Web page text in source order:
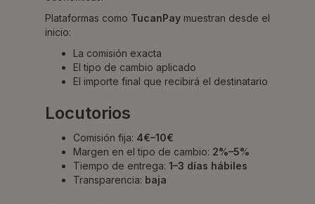
Plataformas como TucanPay muestran desde el
inicio:
La comisión exacta
El tipo de cambio aplicado
El importe final que recibirá el destinatario
Locutorios
Comisión fija: 4€–10€
Margen en el tipo de cambio: 2%–5%
Tiempo de entrega: 1–3 días hábiles
Transparencia: baja